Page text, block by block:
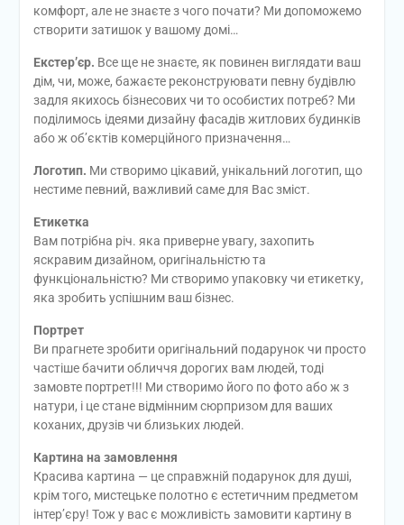
комфорт, але не знаєте з чого почати? Ми допоможемо
створити затишок у вашому домі…
Екстер’єр. Все ще не знаєте, як повинен виглядати ваш
дім, чи, може, бажаєте реконструювати певну будівлю
задля якихось бізнесових чи то особистих потреб? Ми
поділимось ідеями дизайну фасадів житлових будинків
або ж об’єктів комерційного призначення…
Логотип. Ми створимо цікавий, унікальний логотип, що
нестиме певний, важливий саме для Вас зміст.
Етикетка
Вам потрібна річ. яка приверне увагу, захопить
яскравим дизайном, оригінальністю та
функціональністю? Ми створимо упаковку чи етикетку,
яка зробить успішним ваш бізнес.
Портрет
Ви прагнете зробити оригінальний подарунок чи просто
частіше бачити обличчя дорогих вам людей, тоді
замовте портрет!!! Ми створимо його по фото або ж з
натури, і це стане відмінним сюрпризом для ваших
коханих, друзів чи близьких людей.
Картина на замовлення
Красива картина — це справжній подарунок для душі,
крім того, мистецьке полотно є естетичним предметом
інтер’єру! Тож у вас є можливість замовити картину в